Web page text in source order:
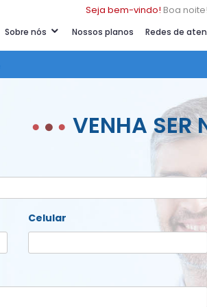
Seja bem-vindo! Boa
Sobre nós Nossos planos Redes de
VENHA SER
Celular